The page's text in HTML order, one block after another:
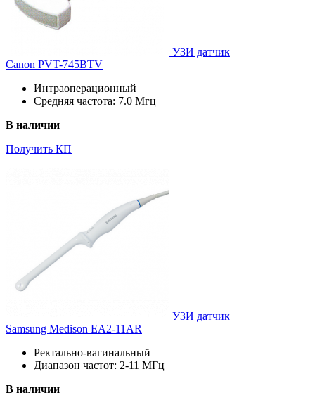
УЗИ датчик
Canon PVT-745BTV
Интраоперационный
Средняя частота: 7.0 Мгц
В наличии
Получить КП
УЗИ датчик
Samsung Medison EA2-11AR
Ректально-вагинальный
Диапазон частот: 2-11 МГц
В наличии